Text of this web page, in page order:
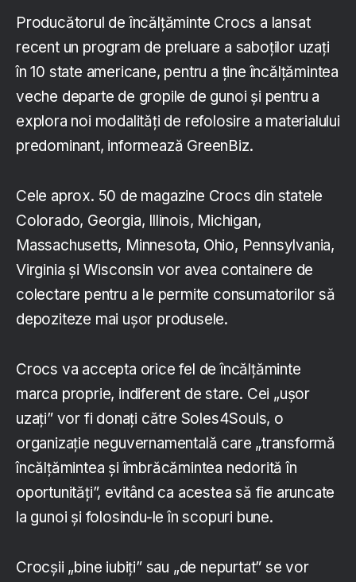
Producătorul de încălțăminte Crocs a lansat
recent un program de preluare a saboților uzați
în 10 state americane, pentru a ține încălțămintea
veche departe de gropile de gunoi și pentru a
explora noi modalități de refolosire a materialului
predominant, informează GreenBiz.
Cele aprox. 50 de magazine Crocs din statele
Colorado, Georgia, Illinois, Michigan,
Massachusetts, Minnesota, Ohio, Pennsylvania,
Virginia și Wisconsin vor avea containere de
colectare pentru a le permite consumatorilor să
depoziteze mai ușor produsele.
Crocs va accepta orice fel de încălțăminte
marca proprie, indiferent de stare. Cei „ușor
uzați” vor fi donați către Soles4Souls, o
organizație neguvernamentală care „transformă
încălțămintea și îmbrăcămintea nedorită în
oportunități”, evitând ca acestea să fie aruncate
la gunoi și folosindu-le în scopuri bune.
Crocșii „bine iubiți” sau „de nepurtat” se vor